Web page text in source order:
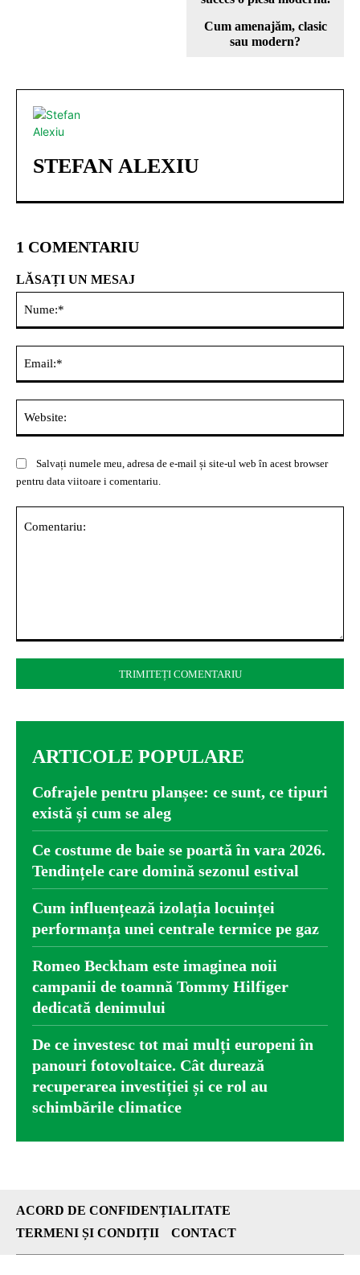
Cum amenajăm, clasic
sau modern?
STEFAN ALEXIU
1 COMENTARIU
LĂSAȚI UN MESAJ
Salvați numele meu, adresa de e-mail și site-ul web în acest browser
pentru data viitoare i comentariu.
ARTICOLE POPULARE
Cofrajele pentru planșee: ce sunt, ce tipuri
există și cum se aleg
Ce costume de baie se poartă în vara 2026.
Tendințele care domină sezonul estival
Cum influențează izolația locuinței
performanța unei centrale termice pe gaz
Romeo Beckham este imaginea noii
campanii de toamnă Tommy Hilfiger
dedicată denimului
De ce investesc tot mai mulți europeni în
panouri fotovoltaice. Cât durează
recuperarea investiției și ce rol au
schimbările climatice
ACORD DE CONFIDENȚIALITATE
TERMENI ȘI CONDIȚII
CONTACT